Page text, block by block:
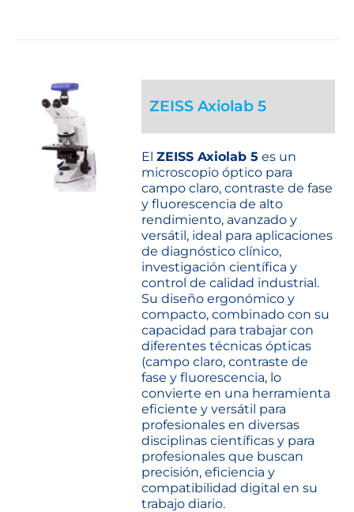
ZEISS Axiolab 5
ElZEISS Axiolab 5 es un
microscopio óptico para
campo claro, contraste de fase
y fluorescencia de alto
rendimiento, avanzado y
versátil, ideal para aplicaciones
de diagnóstico clínico,
investigación científica y
control de calidad industrial.
Su diseño ergonómico y
compacto, combinado con su
capacidad para trabajar con
diferentes técnicas ópticas
(campo claro, contraste de
fase y fluorescencia, lo
convierte en una herramienta
eficiente y versátil para
profesionales en diversas
disciplinas científicas y para
profesionales que buscan
precisión, eficiencia y
compatibilidad digital en su
trabajo diario.